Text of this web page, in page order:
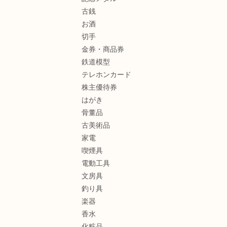
古銭
お酒
切手
金券・商品券
鉄道模型
テレホンカード
株主優待券
はがき
骨董品
古美術品
家電
喫煙具
電動工具
文房具
釣り具
楽器
香水